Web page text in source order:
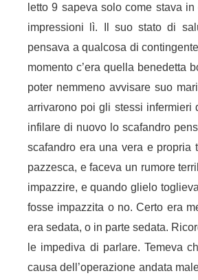
letto 9 sapeva solo come stava
impressioni lì. Il suo stato di
pensava a qualcosa di
momento c’era quella benedetta
poter nemmeno avvisare suo
arrivarono poi gli stessi
infilare di nuovo lo scafandro
scafandro era una vera e propria
pazzesca, e faceva un rumore
impazzire, e quando glielo
fosse impazzita o no. Certo era
era sedata, o in parte sedata.
le impediva di parlare. Temeva
causa dell’operazione andata